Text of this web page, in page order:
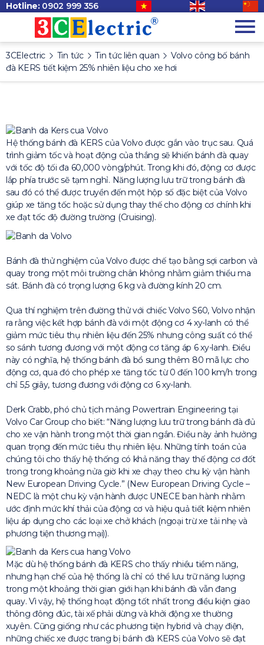
Hotline: 0902 999 356
3CElectric Tin tức Tin tức liên quan
Volvo công bố bánh
đà KERS tiết kiệm 25% nhiên liệu cho xe hơi
Hệ thống bánh đà KERS của Volvo được gắn vào trục sau. Quá
trình giảm tốc và hoạt động của thắng sẽ khiến bánh đà quay
với tốc độ tối đa 60,000 vòng/phút. Trong khi đó, động cơ được
lắp phía trước sẽ tạm nghỉ. Năng lượng lưu trữ trong bánh đà
sau đó có thể được truyền đến một hộp số đặc biệt của Volvo
giúp xe tăng tốc hoặc sử dụng thay thế cho động cơ chính khi
xe đạt tốc độ đường trường (Cruising).
Bánh đà thử nghiệm của Volvo được chế tạo bằng sợi carbon và
quay trong một môi trường chân không nhằm giảm thiểu ma
sát. Bánh đà có trọng lượng 6 kg và đường kính 20 cm.
Qua thí nghiệm trên đường thử với chiếc Volvo S60, Volvo nhận
ra rằng việc kết hợp bánh đà với một động cơ 4 xy-lanh có thể
giảm mức tiêu thụ nhiên liệu đến 25% nhưng công suất có thể
so sánh tương đương với một động cơ tăng áp 6 xy-lanh. Điều
này có nghĩa, hệ thống bánh đà bổ sung thêm 80 mã lực cho
động cơ, qua đó cho phép xe tăng tốc từ 0 đến 100 km/h trong
chỉ 5,5 giây, tương đương với động cơ 6 xy-lanh.
Derk Crabb, phó chủ tịch mảng Powertrain Engineering tại
Volvo Car Group cho biết: “Năng lượng lưu trữ trong bánh đà đủ
cho xe vận hành trong một thời gian ngắn. Điều này ảnh hưởng
quan trọng đến mức tiêu thụ nhiên liệu. Những tính toán của
chúng tôi cho thấy hệ thống có khả năng thay thế động cơ đốt
trong trong khoảng nửa giờ khi xe chạy theo chu kỳ vận hành
New European Driving Cycle.” (New European Driving Cycle –
NEDC là một chu kỳ vận hành được UNECE ban hành nhằm
ước định mức khí thải của động cơ và hiệu quả tiết kiệm nhiên
liệu áp dụng cho các loại xe chở khách (ngoại trừ xe tải nhẹ và
phương tiện thương mại)).
Mặc dù hệ thống bánh đà KERS cho thấy nhiều tiềm năng,
nhưng hạn chế của hệ thống là chỉ có thể lưu trữ năng lượng
trong một khoảng thời gian giới hạn khi bánh đà vẫn đang
quay. Vì vậy, hệ thống hoạt động tốt nhất trong điều kiện giao
thông đông đúc, tài xế phải dừng và khởi động xe thường
xuyên. Cũng giống như các phương tiện hybrid và chạy điện,
những chiếc xe được trang bị bánh đà KERS của Volvo sẽ đạt